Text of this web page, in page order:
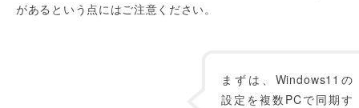
があるという点にはご注意ください。
まずは、Windows11の
設定を複数PCで同期す